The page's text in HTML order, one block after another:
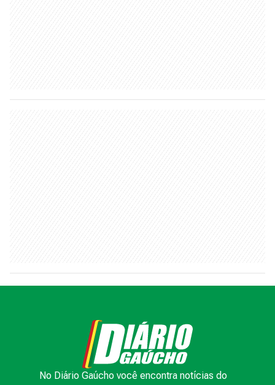
No Diário Gaúcho você encontra notícias do